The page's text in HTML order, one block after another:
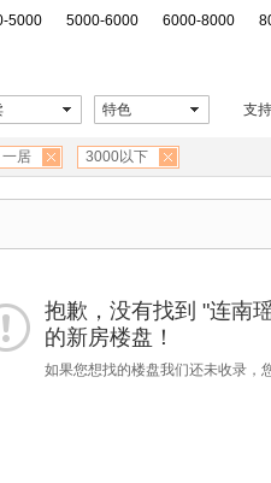
5000 5000-6000 6000-8000
特色 支
一居 3000以下
抱歉，没有找到 "连南
的新房楼盘！
如果您想找的楼盘我们还未收录，